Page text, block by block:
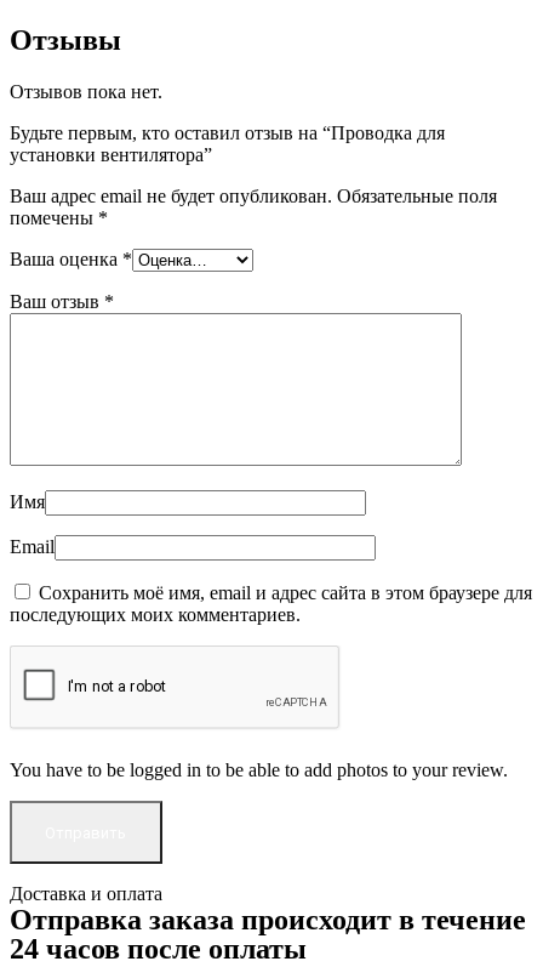
Отзывы
Отзывов пока нет.
Будьте первым, кто оставил отзыв на “Проводка для
установки вентилятора”
Ваш адрес email не будет опубликован. Обязательные поля
помечены *
Ваша оценка *
Ваш отзыв *
Имя
Email
Сохранить моё имя, email и адрес сайта в этом браузере для
последующих моих комментариев.
You have to be logged in to be able to add photos to your review.
Доставка и оплата
Отправка заказа происходит в течение
24 часов после оплаты